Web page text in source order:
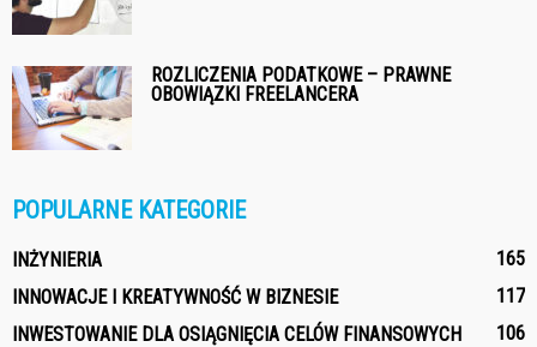
ROZLICZENIA PODATKOWE – PRAWNE
OBOWIĄZKI FREELANCERA
POPULARNE KATEGORIE
INŻYNIERIA
165
INNOWACJE I KREATYWNOŚĆ W BIZNESIE
117
INWESTOWANIE DLA OSIĄGNIĘCIA CELÓW FINANSOWYCH
106